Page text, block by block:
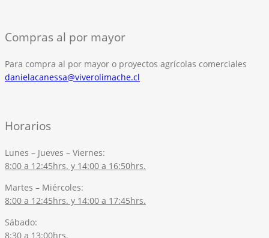
Compras al por mayor
Para compra al por mayor o proyectos agrícolas comerciales
danielacanessa@viverolimache.cl
Horarios
Lunes – Jueves – Viernes:
8:00 a 12:45hrs. y 14:00 a 16:50hrs.
Martes – Miércoles:
8:00 a 12:45hrs. y 14:00 a 17:45hrs.
Sábado:
8:30 a 13:00hrs.